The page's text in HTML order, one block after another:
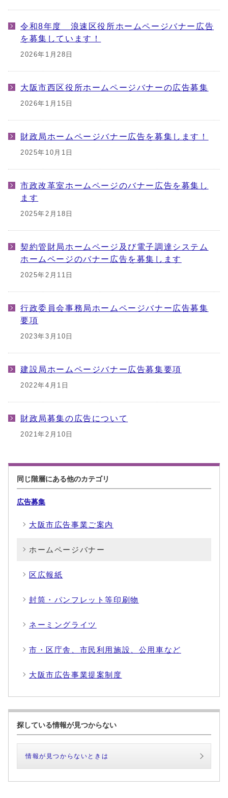
令和8年度 浪速区役所ホームページバナー広告
を募集しています！
2026年1月28日
大阪市西区役所ホームページバナーの広告募集
2026年1月15日
財政局ホームページバナー広告を募集します！
2025年10月1日
市政改革室ホームページのバナー広告を募集し
ます
2025年2月18日
契約管財局ホームページ及び電子調達システム
ホームページのバナー広告を募集します
2025年2月11日
行政委員会事務局ホームページバナー広告募集
要項
2023年3月10日
建設局ホームページバナー広告募集要項
2022年4月1日
財政局募集の広告について
2021年2月10日
同じ階層にある他のカテゴリ
広告募集
大阪市広告事業ご案内
ホームページバナー
区広報紙
封筒・パンフレット等印刷物
ネーミングライツ
市・区庁舎、市民利用施設、公用車など
大阪市広告事業提案制度
探している情報が見つからない
情報が見つからないときは